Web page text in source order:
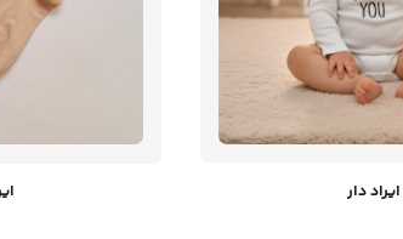
ایراد دار